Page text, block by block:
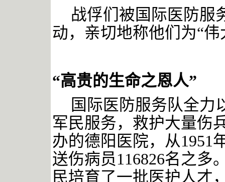
战俘们被国际医防服
动，亲切地称他们为“
“高贵的生命之恩人”
国际医防服务队全力
军民服务，救护大量伤
办的德阳医院，从1951
送伤病员116826名之多
民培育了一批医护人才